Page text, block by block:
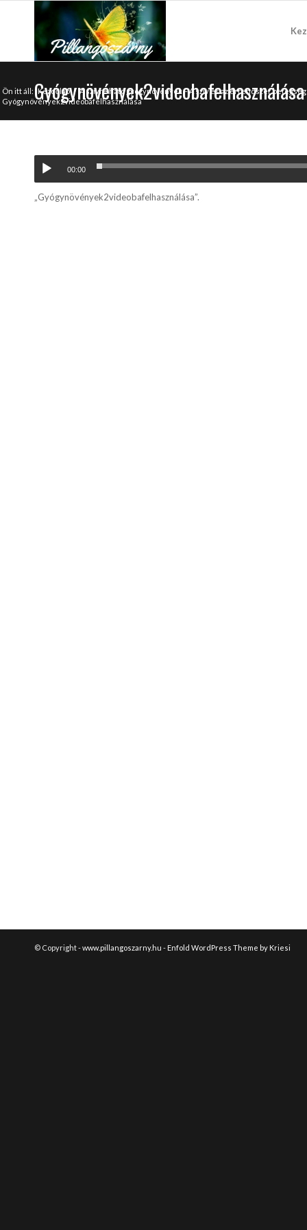
Gyógynövények2videobafelhasználása
Ön itt áll: Kezdőlap / A szívre ható gyógynövények – A szív és az érrendszer
Gyógynövények2videobafelhasználása
00:00
„Gyógynövények2videobafelhasználása”.
© Copyright -www.pillangoszarny.hu - Enfold WordPress Theme by Kriesi